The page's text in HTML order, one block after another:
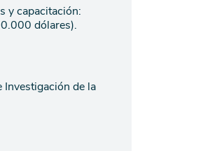
y capacitación:
dólares).
Investigación de la